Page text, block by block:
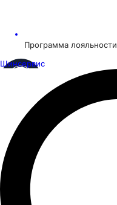
Программа лояльности
Шинсервис